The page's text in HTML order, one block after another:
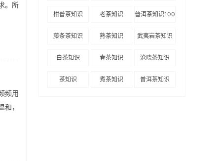
。所
频用
，
柑普茶知识 老茶知识 普洱茶知识100
藤条茶知识
熟茶知识 武夷岩茶知识
白茶知识 春茶知识 沧晓茶知识
茶知识 煮茶知识 普洱茶知识